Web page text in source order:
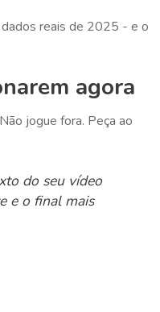
reais de 2025 - e o
agora
jogue fora. Peça ao
do seu vídeo
e o final mais